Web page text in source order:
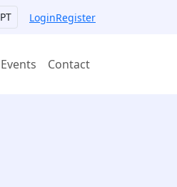
PT LoginRegister
Events Contact